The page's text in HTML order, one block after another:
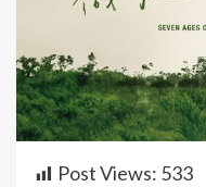
Post Views: 533